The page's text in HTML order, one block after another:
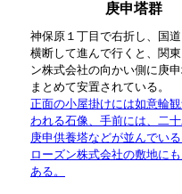
庚申塔群
神保原１丁目で右折し、国
横断して進んで行くと、関
ン株式会社の向かい側に庚
まとめて安置されている。
正面の小屋掛けには如意輪
われる石像、手前には、二
庚申供養塔などが並んでい
ローズン株式会社の敷地に
ある。